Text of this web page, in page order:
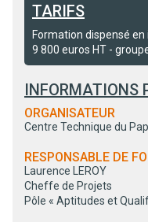
TARIFS
Formation dispensé
9 800 euros HT -
INFORMATIONS
ORGANISATEUR
Centre Technique du
RESPONSABLE DE
Laurence LEROY
Cheffe de Projets
Pôle « Aptitudes et